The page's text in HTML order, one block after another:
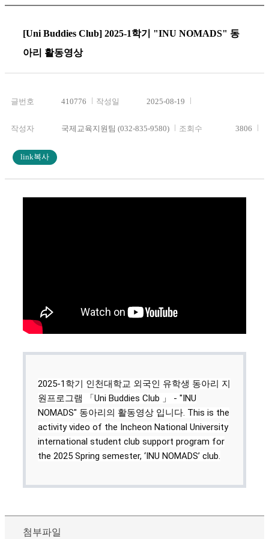
[Uni Buddies Club] 2025-1학기 "INU NOMADS" 동
아리 활동영상
글번호 410776 작성일 2025-08-19
작성자 국제교육지원팀 (032-835-9580) 조회수 3806
2025-1학기 인천대학교 외국인 유학생 동아리 지
원프로그램 「Uni Buddies Club 」 - "INU
NOMADS" 동아리의 활동영상 입니다. This is the
activity video of the Incheon National University
international student club support program for
the 2025 Spring semester, ‘INU NOMADS’ club.
첨부파일